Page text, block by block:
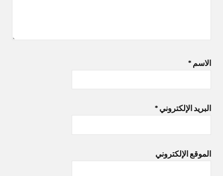
الاسم *
البريد الإلكتروني *
الموقع الإلكتروني